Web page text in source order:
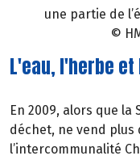
une partie de
©
L'eau, l'herbe et
En 2009, alors que la
déchet, ne vend plus
l’intercommunalité